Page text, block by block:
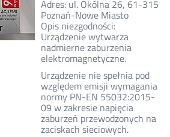
Adres: ul. Okólna 26, 61-315
Poznań-Nowe Miasto
Opis niezgodności:
Urządzenie wytwarza
nadmierne zaburzenia
elektromagnetyczne.
Urządzenie nie spełnia pod
względem emisji wymagania
normy PN-EN 55032:2015-
09 w zakresie napięcia
zaburzeń przewodzonych na
zaciskach sieciowych.